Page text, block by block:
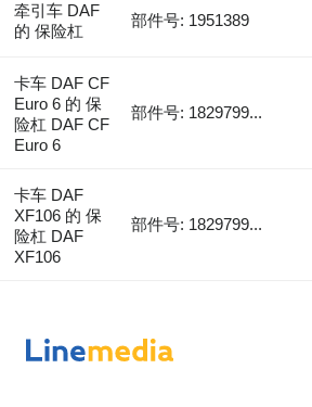
牵引车 DAF
的 保险杠
部件号: 1951389
卡车 DAF CF
Euro 6 的 保
险杠 DAF CF
Euro 6
部件号: 1829799...
卡车 DAF
XF106 的 保
险杠 DAF
XF106
部件号: 1829799...